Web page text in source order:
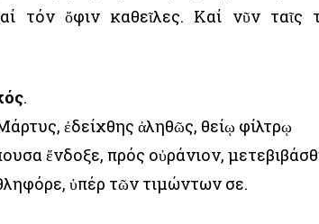
τόν ὄφιν καθεῖλες. Καί νῦν ταῖς
.
ἐδείχθης ἀληθῶς, θείῳ φίλτρῳ
ἔνδοξε, πρός οὐράνιον,
ὑπέρ τῶν τιμώντων σε.